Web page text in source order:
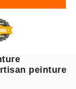
peinture